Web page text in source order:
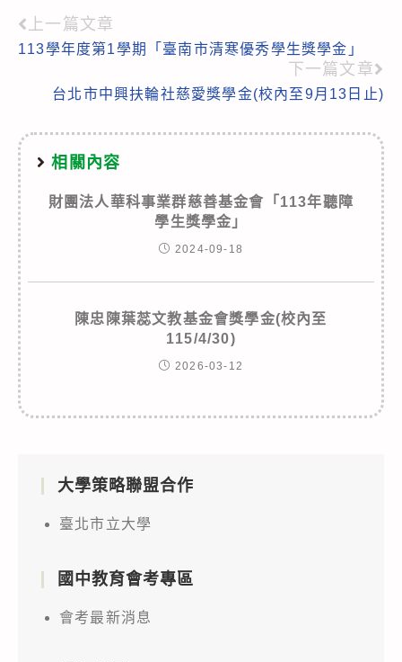
Read
more
articles
上一篇文章
113學年度第1學期「臺南市清寒優秀學生獎學金」
下一篇文章
台北市中興扶輪社慈愛獎學金(校內至9月13日止)
相關內容
財團法人華科事業群慈善基金會「113年聽障
學生獎學金」
2024-09-18
陳忠陳葉蕊文教基金會獎學金(校內至
115/4/30)
2026-03-12
大學策略聯盟合作
臺北市立大學
國中教育會考專區
會考最新消息